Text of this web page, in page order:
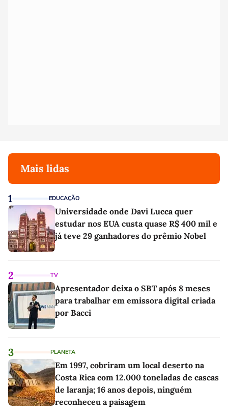
Mais lidas
1 EDUCAÇÃO
Universidade onde Davi Lucca quer
estudar nos EUA custa quase R$ 400 mil e
já teve 29 ganhadores do prêmio Nobel
2 TV
Apresentador deixa o SBT após 8 meses
para trabalhar em emissora digital criada
por Bacci
3 PLANETA
Em 1997, cobriram um local deserto na
Costa Rica com 12.000 toneladas de cascas
de laranja; 16 anos depois, ninguém
reconheceu a paisagem